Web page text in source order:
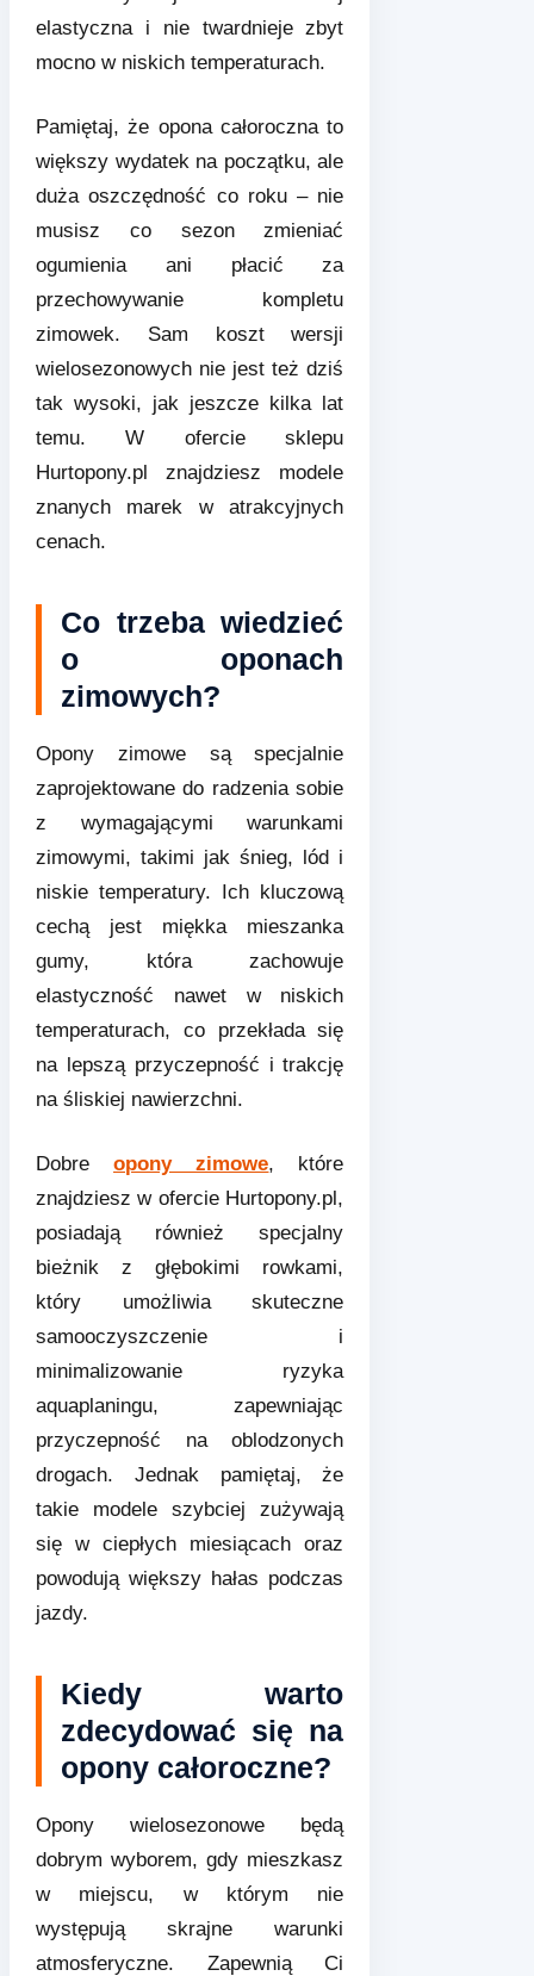
elastyczna i nie twardnieje zbyt
mocno w niskich temperaturach.
Pamiętaj, że opona całoroczna to
większy wydatek na początku, ale
duża oszczędność co roku – nie
musisz co sezon zmieniać
ogumienia ani płacić za
przechowywanie kompletu
zimowek. Sam koszt wersji
wielosezonowych nie jest też dziś
tak wysoki, jak jeszcze kilka lat
temu. W ofercie sklepu
Hurtopony.pl znajdziesz modele
znanych marek w atrakcyjnych
cenach.
Co trzeba wiedzieć
o oponach
zimowych?
Opony zimowe są specjalnie
zaprojektowane do radzenia sobie
z wymagającymi warunkami
zimowymi, takimi jak śnieg, lód i
niskie temperatury. Ich kluczową
cechą jest miękka mieszanka
gumy, która zachowuje
elastyczność nawet w niskich
temperaturach, co przekłada się
na lepszą przyczepność i trakcję
na śliskiej nawierzchni.
Dobreopony zimowe, które
znajdziesz w ofercie Hurtopony.pl,
posiadają również specjalny
bieżnik z głębokimi rowkami,
który umożliwia skuteczne
samooczyszczenie i
minimalizowanie ryzyka
aquaplaningu, zapewniając
przyczepność na oblodzonych
drogach. Jednak pamiętaj, że
takie modele szybciej zużywają
się w ciepłych miesiącach oraz
powodują większy hałas podczas
jazdy.
Kiedy warto
zdecydować się na
opony całoroczne?
Opony wielosezonowe będą
dobrym wyborem, gdy mieszkasz
w miejscu, w którym nie
występują skrajne warunki
atmosferyczne. Zapewnią Ci